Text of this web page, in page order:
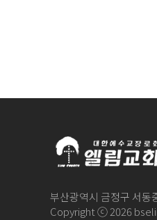
부산광역시 금정구 서
Copyright ⓒ 2026